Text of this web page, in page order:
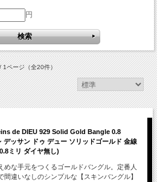
円
1ページ（全20件）
de DIEU 929 Solid Gold Bangle 0.8
デッサン ドゥ デュー ソリッドゴールド 金線
ミリ ダイヤ無し)
めな手元をつくるゴールドバングル。定番人
間違いなしのシンプルな【スキンバングル】